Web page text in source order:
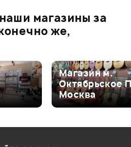
0
0
0
магазины за
же,
Магазин м.
Октябрьское
Москва